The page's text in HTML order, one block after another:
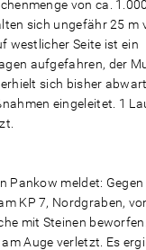
von ca.
sich ungefähr 25 m
westlicher Seite ist ein
aufgefahren, der
sich bisher
eingeleitet. 1
Pankow meldet:
KP 7, Nordgraben,
mit Steinen
Auge verletzt. Es